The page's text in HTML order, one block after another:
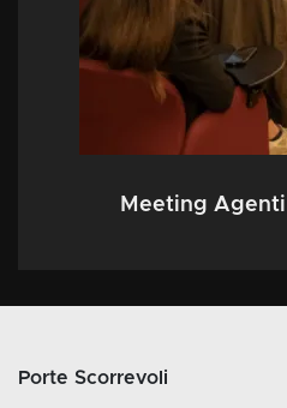
Meeting
Porte Scorrevoli